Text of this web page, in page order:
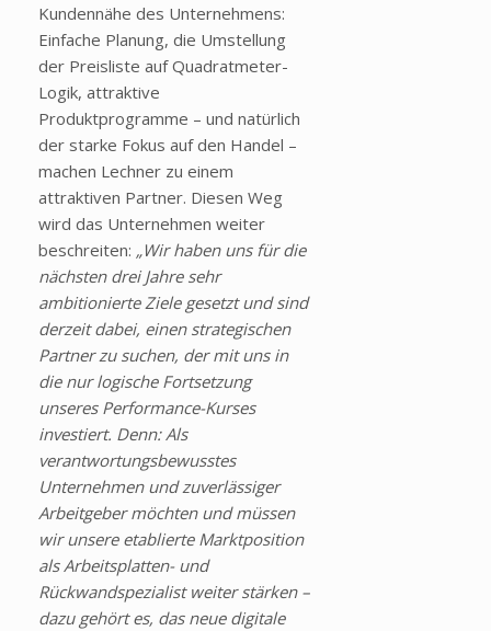
Kundennähe des Unternehmens:
Einfache Planung, die Umstellung
der Preisliste auf Quadratmeter-
Logik, attraktive
Produktprogramme – und natürlich
der starke Fokus auf den Handel –
machen Lechner zu einem
attraktiven Partner. Diesen Weg
wird das Unternehmen weiter
beschreiten: „Wir haben uns für die
nächsten drei Jahre sehr
ambitionierte Ziele gesetzt und sind
derzeit dabei, einen strategischen
Partner zu suchen, der mit uns in
die nur logische Fortsetzung
unseres Performance-Kurses
investiert. Denn: Als
verantwortungsbewusstes
Unternehmen und zuverlässiger
Arbeitgeber möchten und müssen
wir unsere etablierte Marktposition
als Arbeitsplatten- und
Rückwandspezialist weiter stärken –
dazu gehört es, das neue digitale